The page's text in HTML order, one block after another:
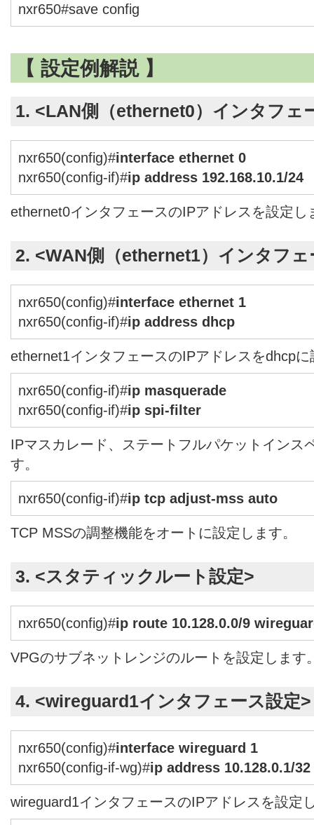
nxr650#save config
【 設定例解説 】
1. <LAN側（ethernet0）インタフェ
nxr650(config)#interface ethernet 0
nxr650(config-if)#ip address 192.168.10.1/24
ethernet0インタフェースのIPアドレスを設定し
2. <WAN側（ethernet1）インタフェ
nxr650(config)#interface ethernet 1
nxr650(config-if)#ip address dhcp
ethernet1インタフェースのIPアドレスをdhcp
nxr650(config-if)#ip masquerade
nxr650(config-if)#ip spi-filter
IPマスカレード、ステートフルパケットインス
す。
nxr650(config-if)#ip tcp adjust-mss auto
TCP MSSの調整機能をオートに設定します。
3. <スタティックルート設定>
nxr650(config)#ip route 10.128.0.0/9
VPGのサブネットレンジのルートを設定します
4. <wireguard1インタフェース設定>
nxr650(config)#interface wireguard 1
nxr650(config-if-wg)#ip address 10.128.0.1/32
wireguard1インタフェースのIPアドレスを設定